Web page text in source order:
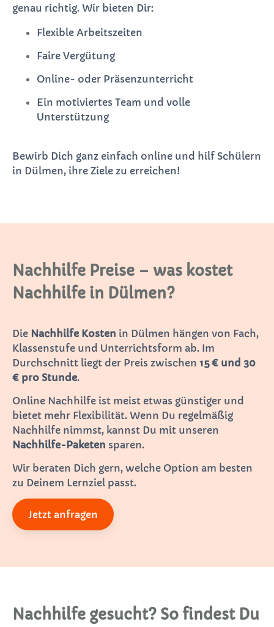
genau richtig. Wir bieten Dir:
Flexible Arbeitszeiten
Faire Vergütung
Online- oder Präsenzunterricht
Ein motiviertes Team und volle
Unterstützung
Bewirb Dich ganz einfach online und hilf Schülern
in Dülmen, ihre Ziele zu erreichen!
Nachhilfe Preise – was kostet
Nachhilfe in Dülmen?
Die Nachhilfe Kosten in Dülmen hängen von Fach,
Klassenstufe und Unterrichtsform ab. Im
Durchschnitt liegt der Preis zwischen 15 € und 30
€ pro Stunde.
Online Nachhilfe ist meist etwas günstiger und
bietet mehr Flexibilität. Wenn Du regelmäßig
Nachhilfe nimmst, kannst Du mit unseren
Nachhilfe-Paketen sparen.
Wir beraten Dich gern, welche Option am besten
zu Deinem Lernziel passt.
Jetzt anfragen
Nachhilfe gesucht? So findest Du